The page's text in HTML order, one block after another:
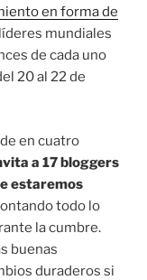
en forma de
mundiales
de cada uno
20 al 22 de
en cuatro
a 17 bloggers
estaremos
todo lo
la cumbre.
buenas
duraderos si